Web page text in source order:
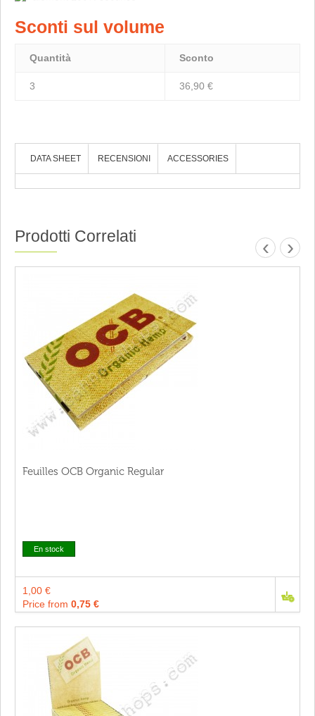
Sconti sul volume
Quantità Sconto
3 36,90 €
DATA SHEET RECENSIONI ACCESSORIES
Prodotti Correlati ‹ ›
Feuilles OCB Organic Regular
En stock
1,00 €
Price from 0,75 €